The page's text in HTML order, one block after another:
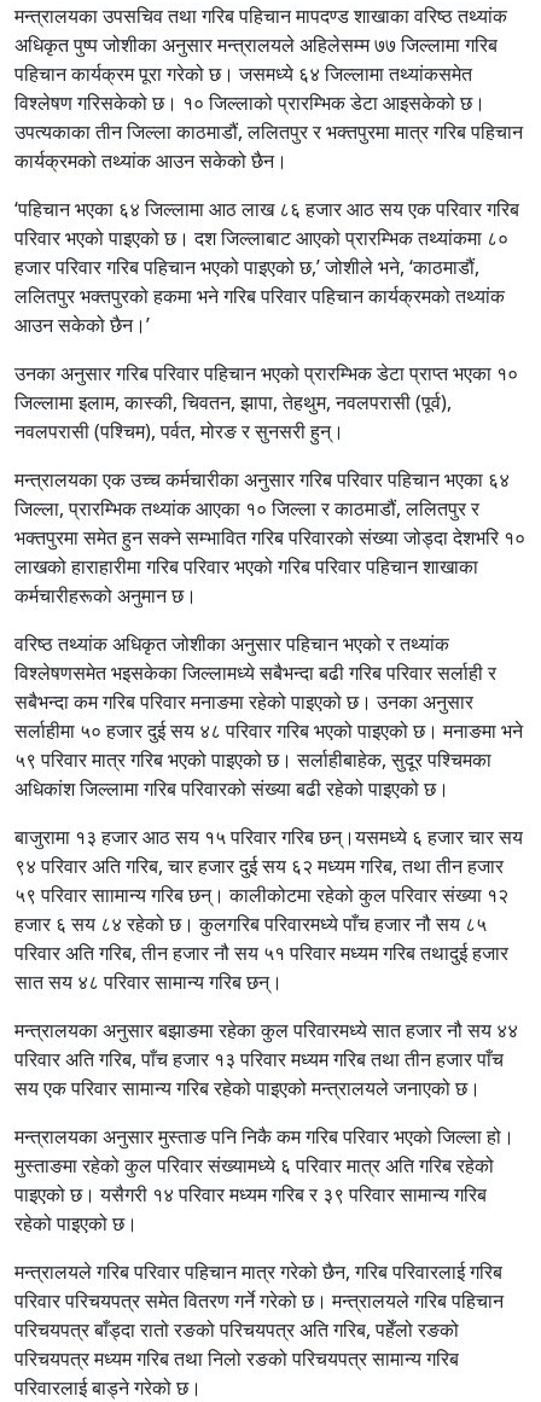
मन्त्रालयका उपसचिव तथा गरिब पहिचान मापदण्ड शाखाका वरिष्ठ तथ्यांक
अधिकृत पुष्प जोशीका अनुसार मन्त्रालयले अहिलेसम्म ७७ जिल्लामा गरिब
पहिचान कार्यक्रम पूरा गरेको छ। जसमध्ये ६४ जिल्लामा तथ्यांकसमेत
विश्लेषण गरिसकेको छ। १० जिल्लाको प्रारम्भिक डेटा आइसकेको छ।
उपत्यकाका तीन जिल्ला काठमाडौं, ललितपुर र भक्तपुरमा मात्र गरिब पहिचान
कार्यक्रमको तथ्यांक आउन सकेको छैन।
‘पहिचान भएका ६४ जिल्लामा आठ लाख ८६ हजार आठ सय एक परिवार गरिब
परिवार भएको पाइएको छ। दश जिल्लाबाट आएको प्रारम्भिक तथ्यांकमा ८०
हजार परिवार गरिब पहिचान भएको पाइएको छ,’ जोशीले भने, ‘काठमाडौं,
ललितपुर भक्तपुरको हकमा भने गरिब परिवार पहिचान कार्यक्रमको तथ्यांक
आउन सकेको छैन।’
उनका अनुसार गरिब परिवार पहिचान भएको प्रारम्भिक डेटा प्राप्त भएका १०
जिल्लामा इलाम, कास्की, चिवतन, झापा, तेहथुम, नवलपरासी (पूर्व),
नवलपरासी (पश्चिम), पर्वत, मोरङ र सुनसरी हुन्।
मन्त्रालयका एक उच्च कर्मचारीका अनुसार गरिब परिवार पहिचान भएका ६४
जिल्ला, प्रारम्भिक तथ्यांक आएका १० जिल्ला र काठमाडौं, ललितपुर र
भक्तपुरमा समेत हुन सक्ने सम्भावित गरिब परिवारको संख्या जोड्दा देशभरि १०
लाखको हाराहारीमा गरिब परिवार भएको गरिब परिवार पहिचान शाखाका
कर्मचारीहरूको अनुमान छ।
वरिष्ठ तथ्यांक अधिकृत जोशीका अनुसार पहिचान भएको र तथ्यांक
विश्लेषणसमेत भइसकेका जिल्लामध्ये सबैभन्दा बढी गरिब परिवार सर्लाही र
सबैभन्दा कम गरिब परिवार मनाङमा रहेको पाइएको छ। उनका अनुसार
सर्लाहीमा ५० हजार दुई सय ४८ परिवार गरिब भएको पाइएको छ। मनाङमा भने
५९ परिवार मात्र गरिब भएको पाइएको छ। सर्लाहीबाहेक, सुदूर पश्चिमका
अधिकांश जिल्लामा गरिब परिवारको संख्या बढी रहेको पाइएको छ।
बाजुरामा १३ हजार आठ सय १५ परिवार गरिब छन्।यसमध्ये ६ हजार चार सय
९४ परिवार अति गरिब, चार हजार दुई सय ६२ मध्यम गरिब, तथा तीन हजार
५९ परिवार साामान्य गरिब छन्। कालीकोटमा रहेको कुल परिवार संख्या १२
हजार ६ सय ८४ रहेको छ। कुलगरिब परिवारमध्ये पाँच हजार नौ सय ८५
परिवार अति गरिब, तीन हजार नौ सय ५१ परिवार मध्यम गरिब तथादुई हजार
सात सय ४८ परिवार सामान्य गरिब छन्।
मन्त्रालयका अनुसार बझाङमा रहेका कुल परिवारमध्ये सात हजार नौ सय ४४
परिवार अति गरिब, पाँच हजार १३ परिवार मध्यम गरिब तथा तीन हजार पाँच
सय एक परिवार सामान्य गरिब रहेको पाइएको मन्त्रालयले जनाएको छ।
मन्त्रालयका अनुसार मुस्ताङ पनि निकै कम गरिब परिवार भएको जिल्ला हो।
मुस्ताङमा रहेको कुल परिवार संख्यामध्ये ६ परिवार मात्र अति गरिब रहेको
पाइएको छ। यसैगरी १४ परिवार मध्यम गरिब र ३९ परिवार सामान्य गरिब
रहेको पाइएको छ।
मन्त्रालयले गरिब परिवार पहिचान मात्र गरेको छैन, गरिब परिवारलाई गरिब
परिवार परिचयपत्र समेत वितरण गर्ने गरेको छ। मन्त्रालयले गरिब पहिचान
परिचयपत्र बाँड्दा रातो रङको परिचयपत्र अति गरिब, पहेँलो रङको
परिचयपत्र मध्यम गरिब तथा निलो रङको परिचयपत्र सामान्य गरिब
परिवारलाई बाड्ने गरेको छ।